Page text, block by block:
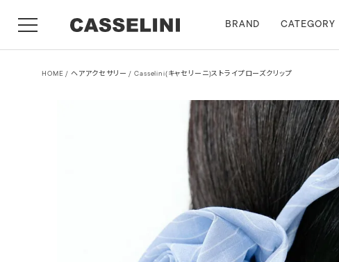
BRAND CATEGORY
HOME ヘアアクセサリー Casselini(キャセリーニ)ストライプローズクリップ